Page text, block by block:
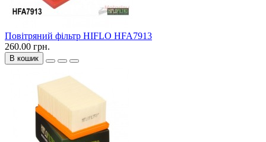
Повітряний фільтр HIFLO HFA7913
260.00 грн.
В кошик